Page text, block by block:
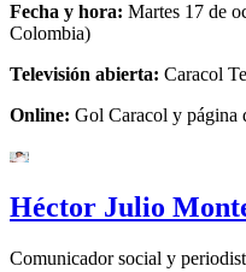
Fecha y hora: Martes 17 de
Colombia)
Televisión abierta: Caracol
Online: Gol Caracol y página
Héctor Julio
Comunicador social y